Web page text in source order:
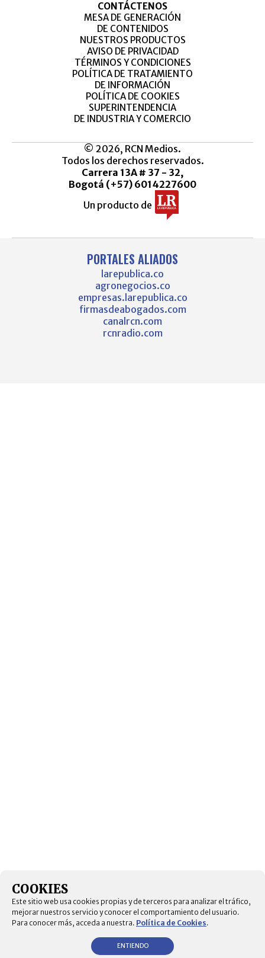
CONTÁCTENOS
MESA DE GENERACIÓN
DE CONTENIDOS
NUESTROS PRODUCTOS
AVISO DE PRIVACIDAD
TÉRMINOS Y CONDICIONES
POLÍTICA DE TRATAMIENTO
DE INFORMACIÓN
POLÍTICA DE COOKIES
SUPERINTENDENCIA
DE INDUSTRIA Y COMERCIO
© 2026, RCN Medios.
Todos los derechos reservados.
Carrera 13A # 37 - 32,
Bogotá (+57) 6014227600
Un producto de
PORTALES ALIADOS
larepublica.co
agronegocios.co
empresas.larepublica.co
firmasdeabogados.com
canalrcn.com
rcnradio.com
COOKIES
Este sitio web usa cookies propias y de terceros para analizar el tráfico,
mejorar nuestros servicio y conocer el comportamiento del usuario.
Para conocer más, acceda a nuestra. Política de Cookies.
ENTIENDO